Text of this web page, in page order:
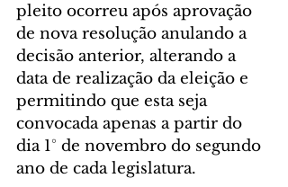
pleito ocorreu após aprovação
de nova resolução anulando a
decisão anterior, alterando a
data de realização da eleição e
permitindo que esta seja
convocada apenas a partir do
dia 1° de novembro do segundo
ano de cada legislatura.